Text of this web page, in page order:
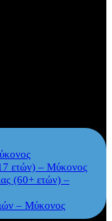
ετών) – Μύκονος
(60+ ετών) –
– Μύκονος